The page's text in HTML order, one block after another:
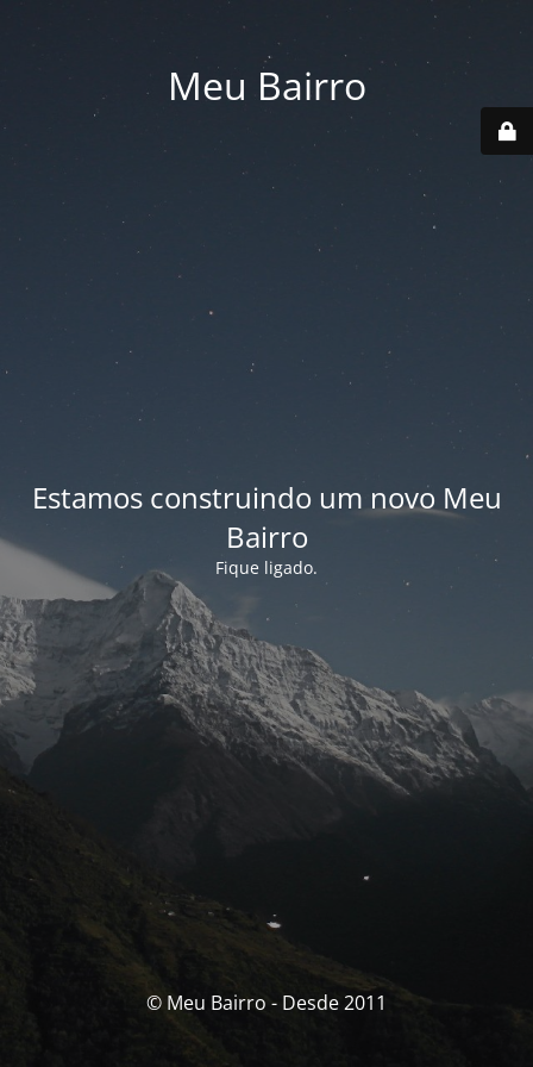
Meu Bairro
Estamos construindo um novo Meu
Bairro
Fique ligado.
© Meu Bairro - Desde 2011